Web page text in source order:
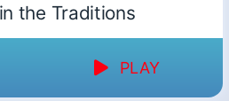
the Traditions
PLAY